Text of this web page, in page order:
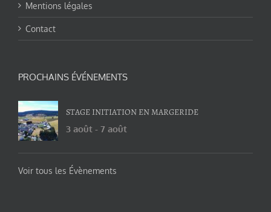
Mentions légales
Contact
PROCHAINS ÉVÉNEMENTS
STAGE INITIATION EN MARGERIDE
3 août - 7 août
Voir tous les Évènements